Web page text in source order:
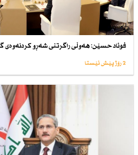
فوئاد حسێن: هەوڵی راگرتنی شەڕو كردنەوەی
2 رۆژ پێش ئێستا